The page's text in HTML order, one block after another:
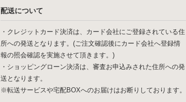
配送について
・クレジットカード決済は、カード会社にご登録されている住
所への発送となります。(ご注文確認後にカード会社へ登録情
報の照会確認を実施させて頂きます。)
・ショッピングローン決済は、審査お申込みされた住所への発
送となります。
※転送サービスや宅配BOXへのお届けはお断りしております。